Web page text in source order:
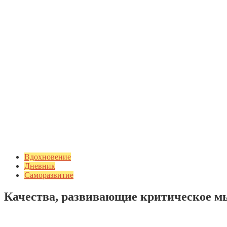
Вдохновение
Дневник
Саморазвитие
Качества, развивающие критическое